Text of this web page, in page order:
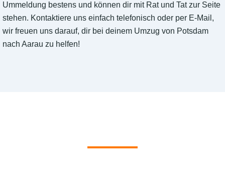
Ummeldung bestens und können dir mit Rat und Tat zur Seite
stehen. Kontaktiere uns einfach telefonisch oder per E-Mail,
wir freuen uns darauf, dir bei deinem Umzug von Potsdam
nach Aarau zu helfen!